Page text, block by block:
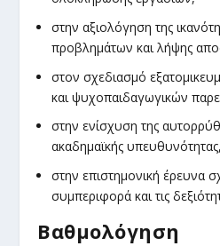
στην αξιολόγηση της
προβλημάτων και λήψης
στον σχεδιασμό
και ψυχοπαιδαγωγικών
στην ενίσχυση της
ακαδημαϊκής υπευθυνότητας,
στην επιστημονική έρευνα
συμπεριφορά και τις
Βαθμολόγηση